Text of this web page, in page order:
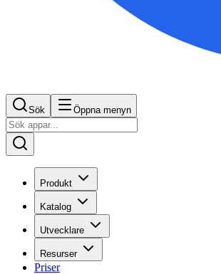
Sök Öppna menyn
Produkt
Katalog
Utvecklare
Resurser
Priser